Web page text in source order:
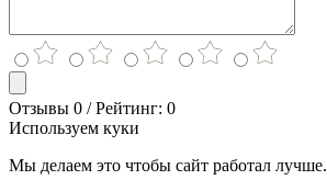
Отзывы 0 / Рейтинг: 0
Используем куки
Мы делаем это чтобы сайт работал лучше.